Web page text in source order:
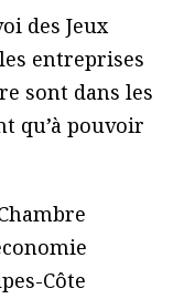
des Jeux
entreprises
sont dans les
qu’à pouvoir
Côte